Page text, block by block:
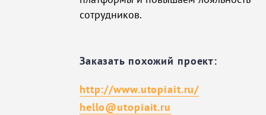
сотрудников.
Заказать похожий проект:
http://www.utopiait.ru/
hello@utopiait.ru